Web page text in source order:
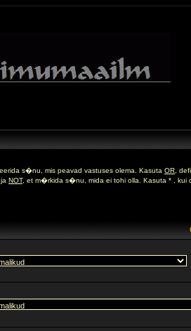
s�nu, mis peavad vastuses olema. Kasuta OR ,
NOT, et m�rkida s�nu, mida ei tohi olla. Kasuta * , kui